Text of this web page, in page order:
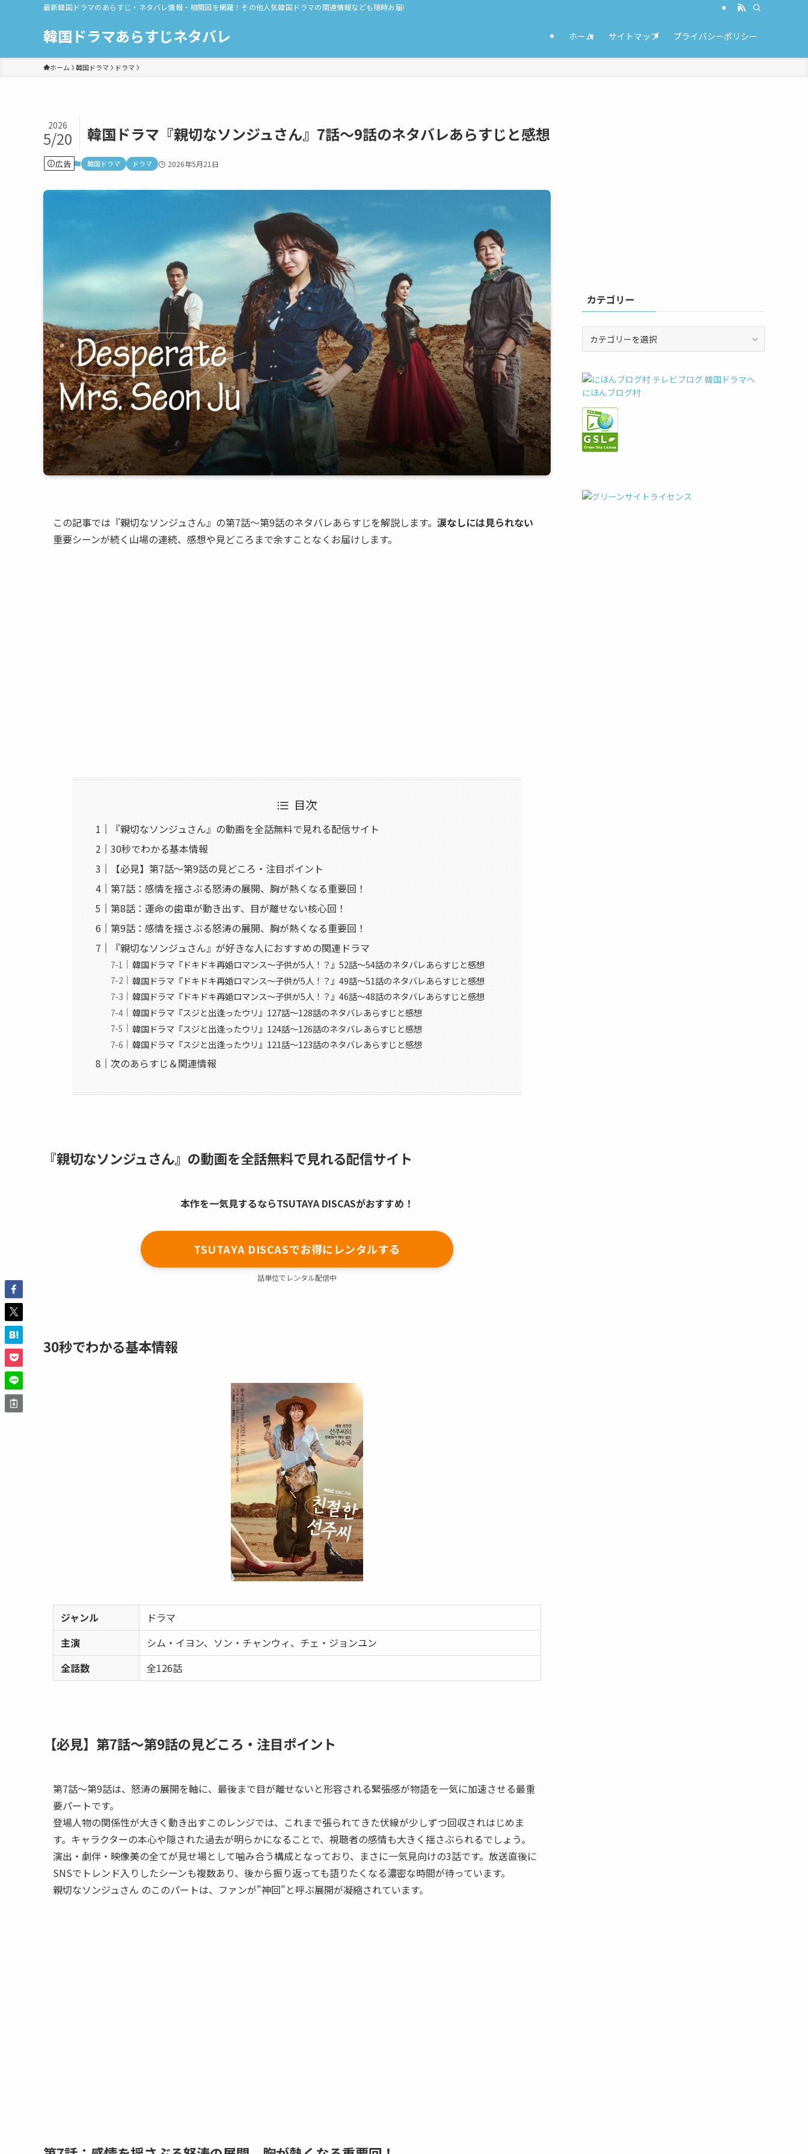
最新韓国ドラマのあらすじ・ネタバレ情報・相関図を網羅！その他人気韓国ドラマの関連情報なども随時お届け！
韓国ドラマあらすじネタバレ ホーム サイトマップ プライバシーポリシー
ホーム 韓国ドラマ ドラマ
韓国ドラマ『親切なソンジュさん』7話〜9話のネタバレあらすじと感想
2026
5/20
広告 韓国ドラマ ドラマ 2026年5月21日
この記事では『親切なソンジュさん』の第7話〜第9話のネタバレあらすじを解説します。 涙なしには見られない
重要シーンが続く山場の連続、感想や見どころまで余すことなくお届けします。
目次
『親切なソンジュさん』の動画を全話無料で見れる配信サイト
30秒でわかる基本情報
【必見】第7話〜第9話の見どころ・注目ポイント
第7話：感情を揺さぶる怒涛の展開、胸が熱くなる重要回！
第8話：運命の歯車が動き出す、目が離せない核心回！
第9話：感情を揺さぶる怒涛の展開、胸が熱くなる重要回！
『親切なソンジュさん』が好きな人におすすめの関連ドラマ
韓国ドラマ『ドキドキ再婚ロマンス～子供が5人！？』52話〜54話のネタバレあらすじと感想
韓国ドラマ『ドキドキ再婚ロマンス～子供が5人！？』49話〜51話のネタバレあらすじと感想
韓国ドラマ『ドキドキ再婚ロマンス～子供が5人！？』46話〜48話のネタバレあらすじと感想
韓国ドラマ『スジと出逢ったウリ』127話〜128話のネタバレあらすじと感想
韓国ドラマ『スジと出逢ったウリ』124話〜126話のネタバレあらすじと感想
韓国ドラマ『スジと出逢ったウリ』121話〜123話のネタバレあらすじと感想
次のあらすじ＆関連情報
『親切なソンジュさん』の動画を全話無料で見れる配信サイト
本作を一気見するならTSUTAYA DISCASがおすすめ！
TSUTAYA DISCASでお得にレンタルする
話単位でレンタル配信中
30秒でわかる基本情報
ジャンル
ドラマ
主演
シム・イヨン、ソン・チャンウィ、チェ・ジョンユン
全話数
全126話
【必見】第7話〜第9話の見どころ・注目ポイント
第7話〜第9話は、怒涛の展開を軸に、最後まで目が離せないと形容される緊張感が物語を一気に加速させる最重
要パートです。
登場人物の関係性が大きく動き出すこのレンジでは、これまで張られてきた伏線が少しずつ回収されはじめま
す。キャラクターの本心や隠された過去が明らかになることで、視聴者の感情も大きく揺さぶられるでしょう。
演出・劇伴・映像美の全てが見せ場として噛み合う構成となっており、まさに一気見向けの3話です。放送直後に
SNSでトレンド入りしたシーンも複数あり、後から振り返っても語りたくなる濃密な時間が待っています。
親切なソンジュさん のこのパートは、ファンが"神回"と呼ぶ展開が凝縮されています。
カテゴリー
リ
ー
にほんブログ村